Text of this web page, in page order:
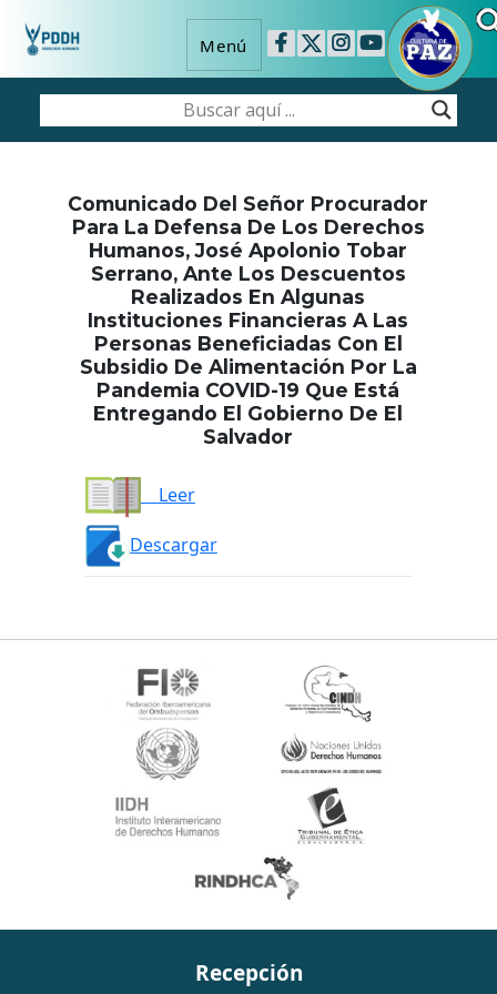
Menú
Comunicado Del Señor Procurador
Para La Defensa De Los Derechos
Humanos, José Apolonio Tobar
Serrano, Ante Los Descuentos
Realizados En Algunas
Instituciones Financieras A Las
Personas Beneficiadas Con El
Subsidio De Alimentación Por La
Pandemia COVID-19 Que Está
Entregando El Gobierno De El
Salvador
Leer
Descargar
Recepción